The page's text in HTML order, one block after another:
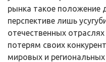
рынка такое положение
перспективе лишь
отечественных
потерям своих
мировых и